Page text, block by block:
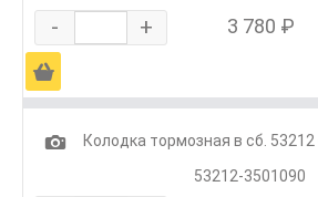
- + 3 780 ₽
Ä
1
Колодка тормозная в сб.
53212-3501090